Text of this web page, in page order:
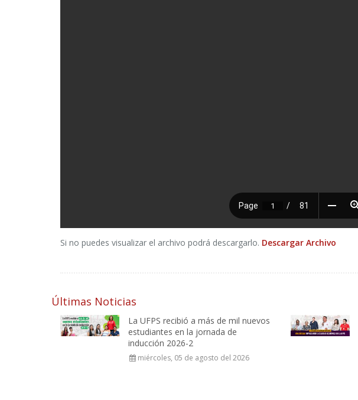
Si no puedes visualizar el archivo podrá descargarlo. Descargar Archivo
Últimas Noticias
La UFPS recibió a más de mil nuevos
estudiantes en la jornada de
inducción 2026-2
miércoles, 05 de agosto del 2026